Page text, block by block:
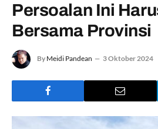
Persoalan Ini
Bersama Provinsi
By Meidi Pandean 3 Oktober 2024